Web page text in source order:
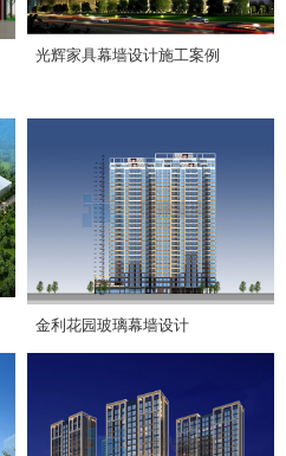
光辉家具幕墙设计施工案例
金利花园玻璃幕墙设计